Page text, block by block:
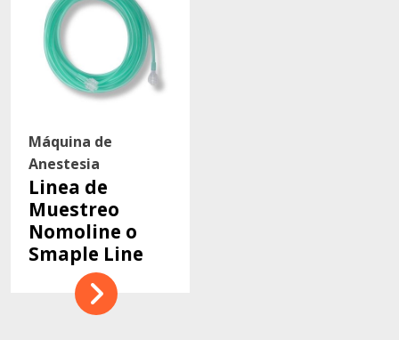
Máquina de
Anestesia
Linea de
Muestreo
Nomoline o
Smaple Line